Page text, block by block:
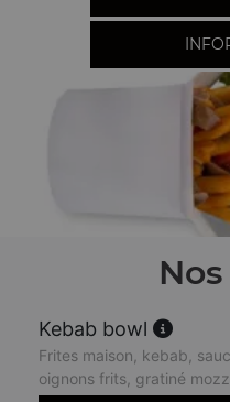
Kebab bowl
Frites maison, kebab,
oignons frits, gratiné